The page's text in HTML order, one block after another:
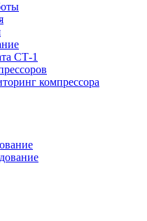
СТ-1
компрессора